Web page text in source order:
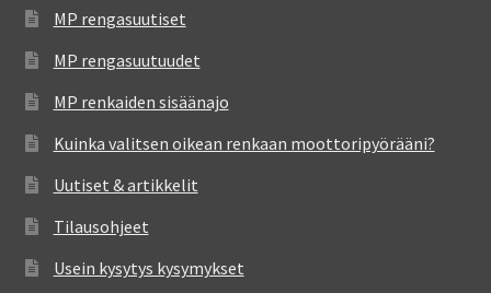
MP rengasuutiset
MP rengasuutuudet
MP renkaiden sisäänajo
Kuinka valitsen oikean renkaan moottoripyörääni?
Uutiset & artikkelit
Tilausohjeet
Usein kysytys kysymykset